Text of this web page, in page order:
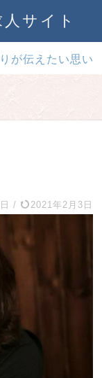
サイト
が伝えたい思い
/ 2021年2月3日